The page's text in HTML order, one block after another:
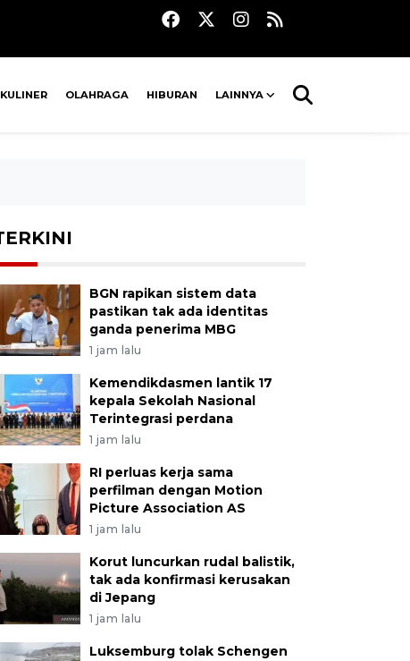
OLAHRAGA HIBURAN LAINNYA
BGN rapikan sistem data
pastikan tak ada identitas
ganda penerima MBG
1 jam lalu
Kemendikdasmen lantik 17
kepala Sekolah Nasional
Terintegrasi perdana
1 jam lalu
RI perluas kerja sama
perfilman dengan Motion
Picture Association AS
1 jam lalu
Korut luncurkan rudal balistik,
tak ada konfirmasi kerusakan
di Jepang
1 jam lalu
Luksemburg tolak Schengen